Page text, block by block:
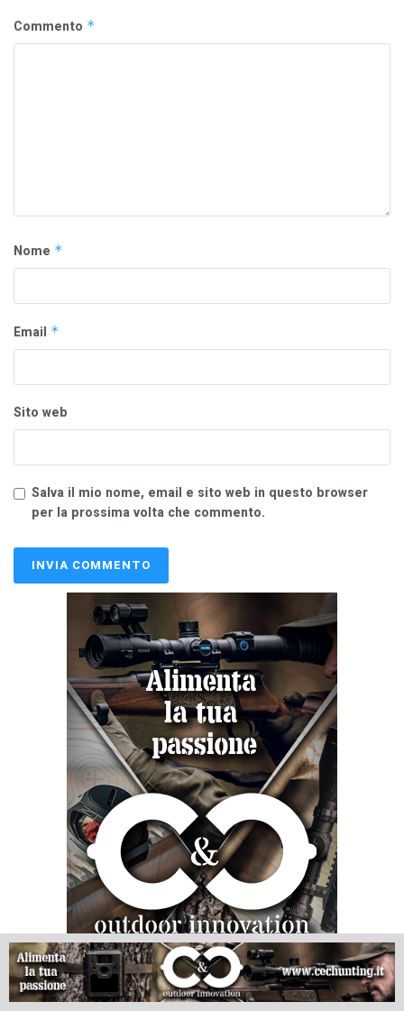
Commento *
Nome *
Email *
Sito web
Salva il mio nome, email e sito web in questo browser
per la prossima volta che commento.